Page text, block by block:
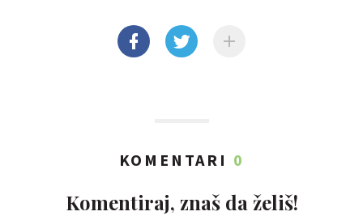
KOMENTARI 0
Komentiraj, znaš da želiš!